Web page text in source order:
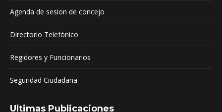
Agenda de sesion de concejo
Directorio Telefónico
Regidores y Funcionarios
Seguridad Ciudadana
Ultimas Publicaciones